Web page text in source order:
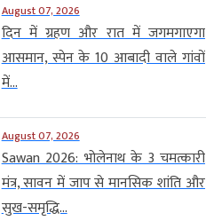
August 07, 2026
दिन में ग्रहण और रात में जगमगाएगा
आसमान, स्पेन के 10 आबादी वाले गांवों
में...
August 07, 2026
Sawan 2026: भोलेनाथ के 3 चमत्कारी
मंत्र, सावन में जाप से मानसिक शांति और
सुख-समृद्धि...